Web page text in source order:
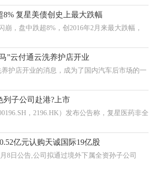
复星美债创史上最大跌幅
崩，盘中跌超8%，创2016年2月来最大跌幅，
”云付通云洗养护店开业
护店开业的消息，成为了国内汽车后市场的一
列子公司赴港?上市
，2196.HK）发布公告称，复星医药非全
亿元认购天诚国际19亿股
月8日公告,公司拟通过境外下属全资孙子公司